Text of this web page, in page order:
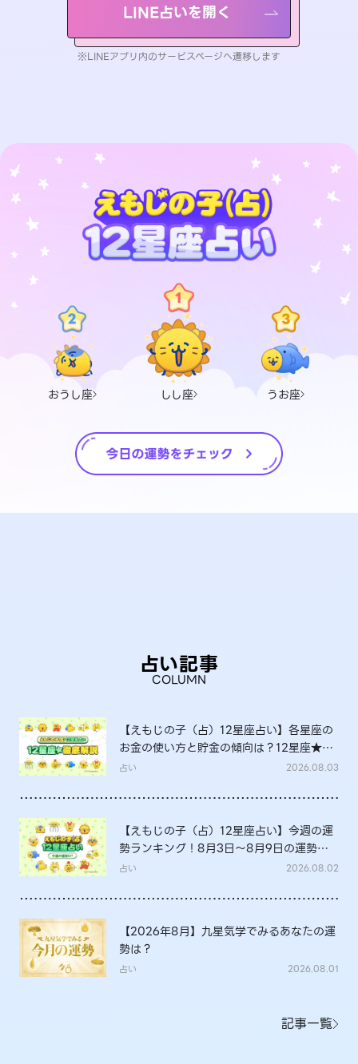
LINE占いを開く
※LINEアプリ内のサービスページへ遷移します
おうし座 しし座 うお座
占い記事
COLUMN
【えもじの子（占）12星座占い】各星座の
お金の使い方と貯金の傾向は？12星座★徹
底解説
占い 2026.08.03
【えもじの子（占）12星座占い】今週の運
勢ランキング！8月3日～8月9日の運勢
は？
占い 2026.08.02
【2026年8月】九星気学でみるあなたの運
勢は？
占い 2026.08.01
記事一覧